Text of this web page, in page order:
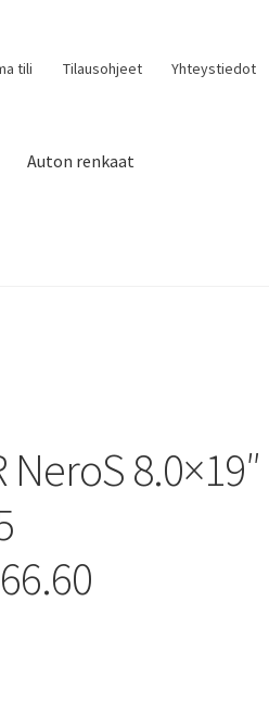
tili Tilausohjeet Yhteystiedot
Auton renkaat
NeroS 8.0×19″